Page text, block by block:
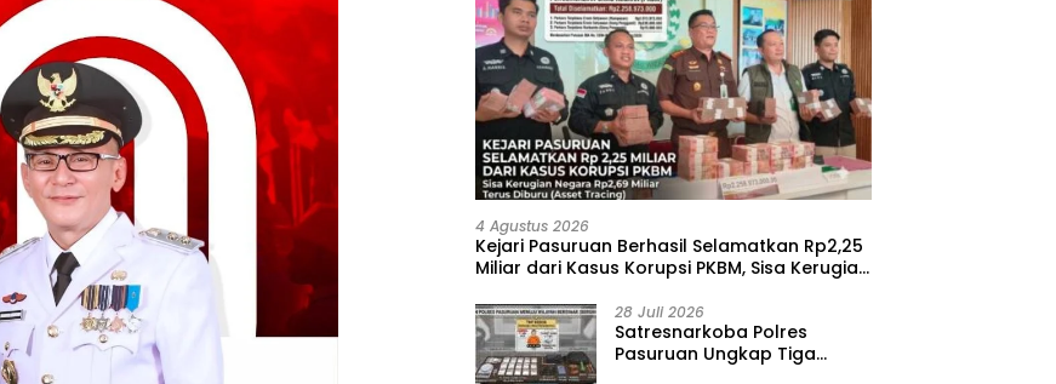
4 Agustus 2026
Kejari Pasuruan Berhasil Selamatkan Rp2,25
Miliar dari Kasus Korupsi PKBM, Sisa Kerugian
28 Juli 2026
‎Satresnarkoba Polres
Pasuruan Ungkap Tiga